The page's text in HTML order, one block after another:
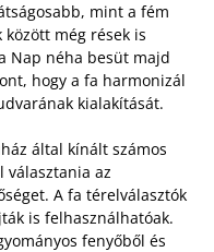
mint a fém
még rések is
Nap néha besüt majd
hogy a fa harmonizál
kialakítását.
által kínált számos
választania az
A fa térelválasztók
is felhasználhatóak.
fenyőből és